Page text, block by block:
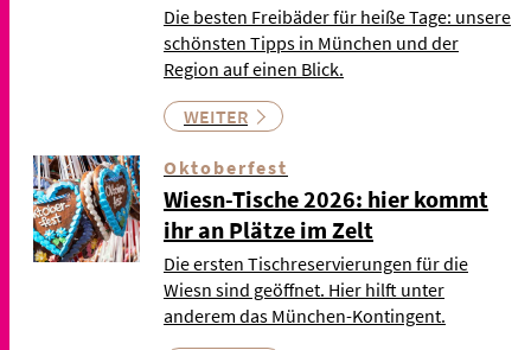
Die besten Freibäder für heiße Tage: unsere
schönsten Tipps in München und der
Region auf einen Blick.
WEITER
Oktoberfest
Wiesn-Tische 2026: hier kommt
ihr an Plätze im Zelt
Die ersten Tischreservierungen für die
Wiesn sind geöffnet. Hier hilft unter
anderem das München-Kontingent.